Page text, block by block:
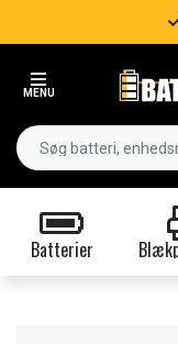
MENU
Batterier